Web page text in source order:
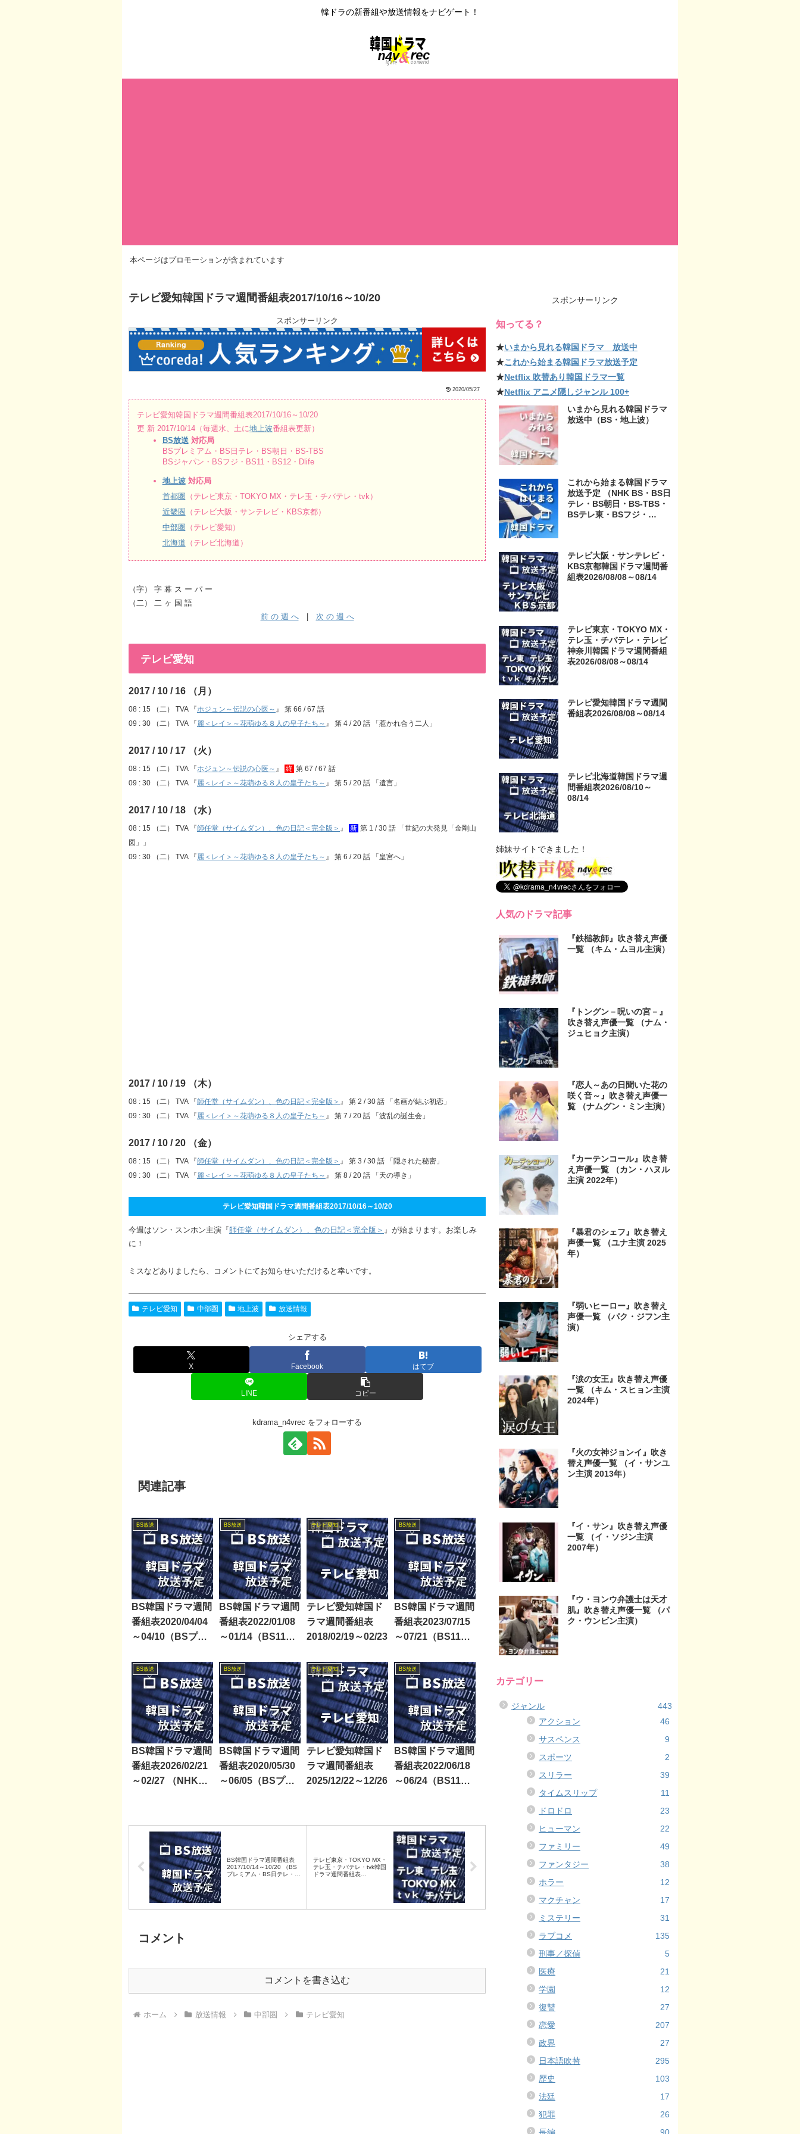
韓ドラの新番組や放送情報をナビゲート！
本ページはプロモーションが含まれています
テレビ愛知韓国ドラマ週間番組表2017/10/16～10/20
スポンサーリンク
2020/05/27
テレビ愛知韓国ドラマ週間番組表2017/10/16～10/20
更 新 2017/10/14（毎週水、土に地上波番組表更新）
BS放送対応局
BSプレミアム・BS日テレ・BS朝日・BS-TBS
BSジャパン・BSフジ・BS11・BS12・Dlife
地上波対応局
首都圏
（テレビ東京・TOKYO MX・テレ玉・チバテレ・tvk）
近畿圏
（テレビ大阪・サンテレビ・KBS京都）
中部圏
（テレビ愛知）
北海道 （テレビ北海道）
（字） 字 幕 ス ー パ ー
（二） 二 ヶ 国 語
前 の 週 へ| 次 の 週 へ
テレビ愛知
2017 / 10 / 16 （月）
08 : 15 （二） TVA 『ホジュン～伝説の心医～ 』 第 66 / 67 話
09 : 30 （二） TVA 『麗＜レイ＞～花萌ゆる８人の皇子たち～ 』 第 4 / 20 話 「惹かれ合う二人」
2017 / 10 / 17 （火）
08 : 15 （二） TVA 『ホジュン～伝説の心医～ 』 終 第 67 / 67 話
09 : 30 （二） TVA 『麗＜レイ＞～花萌ゆる８人の皇子たち～ 』 第 5 / 20 話 「遺言」
2017 / 10 / 18 （水）
08 : 15 （二） TVA 『師任堂（サイムダン）、色の日記＜完全版＞ 』 新 第 1 / 30 話 「世紀の大発見「金剛山
図」」
09 : 30 （二） TVA 『麗＜レイ＞～花萌ゆる８人の皇子たち～ 』 第 6 / 20 話 「皇宮へ」
2017 / 10 / 19 （木）
08 : 15 （二） TVA 『師任堂（サイムダン）、色の日記＜完全版＞ 』 第 2 / 30 話 「名画が結ぶ初恋」
09 : 30 （二） TVA 『麗＜レイ＞～花萌ゆる８人の皇子たち～ 』 第 7 / 20 話 「波乱の誕生会」
2017 / 10 / 20 （金）
08 : 15 （二） TVA 『師任堂（サイムダン）、色の日記＜完全版＞ 』 第 3 / 30 話 「隠された秘密」
09 : 30 （二） TVA 『麗＜レイ＞～花萌ゆる８人の皇子たち～ 』 第 8 / 20 話 「天の導き」
テレビ愛知韓国ドラマ週間番組表2017/10/16～10/20
今週はソン・スンホン主演『師任堂（サイムダン）、色の日記＜完全版＞ 』が始まります。お楽しみ
に！
ミスなどありましたら、コメントにてお知らせいただけると幸いです。
テレビ愛知 中部圏 地上波 放送情報
シェアする
X Facebook はてブ
LINE コピー
kdrama_n4vrec をフォローする
関連記事
BS放送
BS韓国ドラマ週間
番組表2020/04/04
～04/10（BSプレ
レ・BS朝日・BS-
TBS・BSテレ東・
BSフジ）
BS放送
BS韓国ドラマ週間
番組表2022/01/08
～01/14（BS11・
テレビ愛知
テレビ愛知韓国ド
ラマ週間番組表
2018/02/19～02/23
BS放送
BS韓国ドラマ週間
番組表2023/07/15
～07/21（BS11・
BS放送
BS韓国ドラマ週間
番組表2026/02/21
～02/27 （NHK
TBS・BSテレ東・
BSフジ）
BS放送
BS韓国ドラマ週間
番組表2020/05/30
～06/05（BSプレ
TBS・BSテレ東・
BSフジ）
テレビ愛知
テレビ愛知韓国ド
ラマ週間番組表
2025/12/22～12/26
BS放送
BS韓国ドラマ週間
番組表2022/06/18
～06/24（BS11・
BS韓国ドラマ週間番組表
2017/10/14～10/20 （BS
プレミアム・BS日テレ・
テレビ東京・TOKYO MX・
テレ玉・チバテレ・tvk韓国
ドラマ週間番組表
コメント
コメントを書き込む
ホーム 放送情報 中部圏 テレビ愛知
スポンサーリンク
知ってる？
★いまから見れる韓国ドラマ 放送中
★これから始まる韓国ドラマ放送予定
★Netflix 吹替あり韓国ドラマ一覧
★Netflix アニメ隠しジャンル 100+
いまから見れる韓国ドラマ
放送中（BS・地上波）
これから始まる韓国ドラマ
放送予定 （NHK BS・BS日
テレ・BS朝日・BS-TBS・
BSテレ東・BSフジ・
テレビ大阪・サンテレビ・
KBS京都・テレビ愛知・テ
レビ北海道）
テレビ大阪・サンテレビ・
KBS京都韓国ドラマ週間番
組表2026/08/08～08/14
テレビ東京・TOKYO MX・
テレ玉・チバテレ・テレビ
神奈川韓国ドラマ週間番組
表2026/08/08～08/14
テレビ愛知韓国ドラマ週間
番組表2026/08/08～08/14
テレビ北海道韓国ドラマ週
間番組表2026/08/10～
08/14
姉妹サイトできました！
人気のドラマ記事
『鉄槌教師』吹き替え声優
一覧 （キム・ムヨル主演）
『トングン－呪いの宮－』
吹き替え声優一覧 （ナム・
ジュヒョク主演）
『恋人～あの日聞いた花の
咲く音～』吹き替え声優一
覧 （ナムグン・ミン主演）
『カーテンコール』吹き替
え声優一覧 （カン・ハヌル
主演 2022年）
『暴君のシェフ』吹き替え
声優一覧 （ユナ主演 2025
年）
『弱いヒーロー』吹き替え
声優一覧 （パク・ジフン主
演）
『涙の女王』吹き替え声優
一覧 （キム・スヒョン主演
2024年）
『火の女神ジョンイ』吹き
替え声優一覧 （イ・サンユ
ン主演 2013年）
『イ・サン』吹き替え声優
一覧 （イ・ソジン主演
2007年）
『ウ・ヨンウ弁護士は天才
肌』吹き替え声優一覧 （パ
ク・ウンビン主演）
カテゴリー
ジャンル
443
アクション
46
サスペンス
9
スポーツ
2
スリラー
39
タイムスリップ
11
ドロドロ
23
ヒューマン
22
ファミリー
49
ファンタジー
38
ホラー
12
マクチャン
17
ミステリー
31
ラブコメ
135
刑事／探偵
5
医療
21
学園
12
復讐
27
恋愛
207
政界
27
日本語吹替
295
歴史
103
法廷
17
犯罪
26